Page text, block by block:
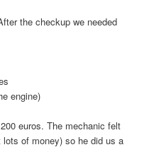
the checkup we needed
engine)
euros. The mechanic felt
of money) so he did us a